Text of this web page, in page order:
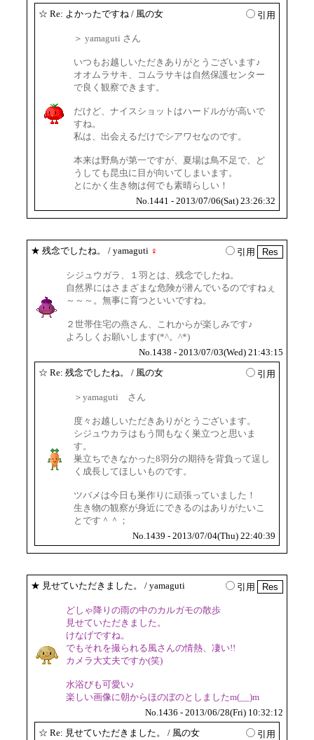
☆ Re: よかったですね / 風の女 引用
＞ yamaguti さん
いつもお越しいただきありがとうございます♪
オオムラサキ、コムラサキは自然保護センター
で良く観察できます。
だけど、ナイスショットはハードルがが高いで
すね。
私は、出会えるだけでシアワセなのです。
本来は野鳥が第一ですが、夏場は鳥不足で、ど
うしても昆虫に目が向いてしまいます。
とにかく生き物は何でも素晴らしい！
No.1441 - 2013/07/06(Sat) 23:26:32
★ 残念でしたね。 / yamaguti ♀ 引用
シジュウガラ、１羽とは、残念でしたね。
自然界にはさまざまな危険が潜んでいるのですねぇ
～～～。無事に育つといいですね。
２世帯住宅の燕さん、これからが楽しみです♪
よろしくお願いします(*^。^*)
No.1438 - 2013/07/03(Wed) 21:43:15
☆ Re: 残念でしたね。 / 風の女 引用
＞yamaguti さん
度々お越しいただきありがとうございます。
シジュウカラはもう間もなく巣立つと思いま
す。
巣立ちできなかった8羽分の期待を背負って逞し
く成長してほしいものです。
ツバメは今日も巣作りに頑張っていました！
生き物の観察が身近にできるのはありがたいこ
とです＾＾；
No.1439 - 2013/07/04(Thu) 22:40:39
★ 見せていただきました。 / yamaguti 引用
どしゃ降りの雨の中のカルガモの散歩
見せていただきました。
けなげですね。
でもそれを撮られる風さんの情熱、凄い!!
カメラ大丈夫ですか(笑)
水浴びも可愛い♪
楽しい画像に朝からほのぼのとしましたm(__)m
No.1436 - 2013/06/28(Fri) 10:32:12
☆ Re: 見せていただきました。 / 風の女 引用